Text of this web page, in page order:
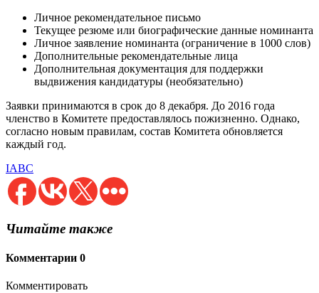
Личное рекомендательное письмо
Текущее резюме или биографические данные номинанта
Личное заявление номинанта (ограничение в 1000 слов)
Дополнительные рекомендательные лица
Дополнительная документация для поддержки
выдвижения кандидатуры (необязательно)
Заявки принимаются в срок до 8 декабря. До 2016 года
членство в Комитете предоставлялось пожизненно. Однако,
согласно новым правилам, состав Комитета обновляется
каждый год.
IABC
Читайте также
Комментарии 0
Комментировать